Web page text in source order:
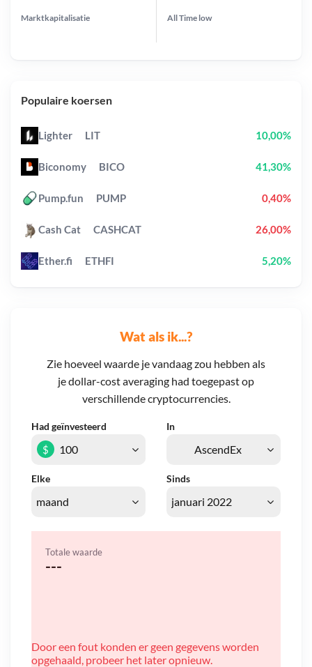
Wat als ik...?
Zie hoeveel waarde je vandaag zou hebben als
je dollar-cost averaging had toegepast op
verschillende cryptocurrencies.
Had geïnvesteerd In
Elke Sinds
$
Totale waarde
---
Door een fout konden er geen gegevens worden
opgehaald, probeer het later opnieuw.
Marktkapitalisatie All Time low
Populaire koersen
Lighter LIT 10,00%
Biconomy BICO 41,30%
Pump.fun PUMP 0,40%
Cash Cat CASHCAT 26,00%
Ether.fi ETHFI 5,20%